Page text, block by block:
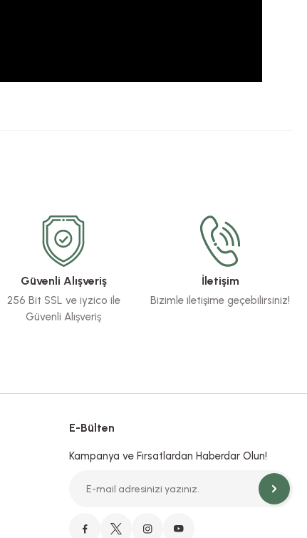
Güvenli Alışveriş
256 Bit SSL ve iyzico ile
Güvenli Alışveriş
İletişim
Bizimle iletişime geçebilirsiniz!
E-Bülten
Kampanya ve Fırsatlardan Haberdar Olun!